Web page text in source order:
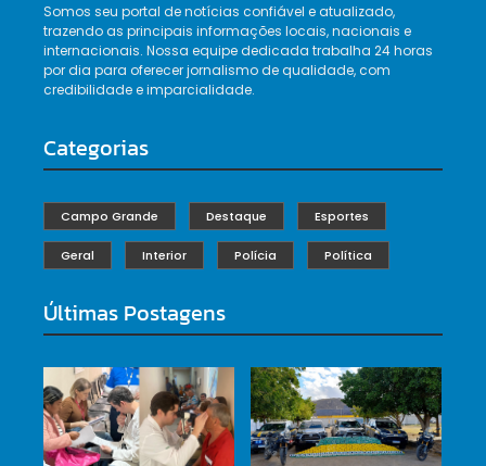
Somos seu portal de notícias confiável e atualizado,
trazendo as principais informações locais, nacionais e
internacionais. Nossa equipe dedicada trabalha 24 horas
por dia para oferecer jornalismo de qualidade, com
credibilidade e imparcialidade.
Categorias
Campo Grande Destaque Esportes
Geral Interior Polícia Política
Últimas Postagens